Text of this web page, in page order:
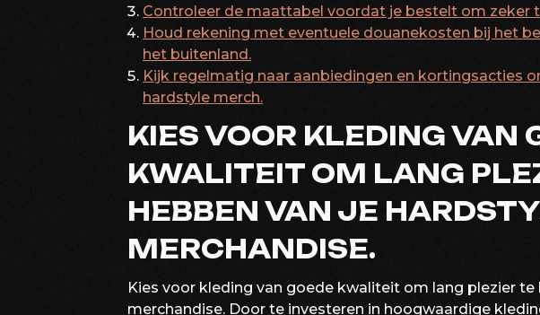
Controleer de maattabel voordat je bestelt om zeker
Houd rekening met eventuele douanekosten bij het
het buitenland.
Kijk regelmatig naar aanbiedingen en kortingsacties
hardstyle merch.
KIES VOOR KLEDING VAN
KWALITEIT OM LANG
HEBBEN VAN JE
MERCHANDISE.
Kies voor kleding van goede kwaliteit om lang plezier te
merchandise. Door te investeren in hoogwaardige